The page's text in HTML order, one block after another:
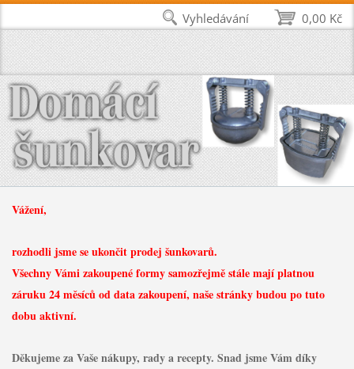
Vážení,
rozhodli jsme se ukončit prodej šunkovarů.
Všechny Vámi zakoupené formy samozřejmě stále mají platnou
záruku 24 měsíců od data zakoupení, naše stránky budou po tuto
dobu aktivní.
Děkujeme za Vaše nákupy, rady a recepty. Snad jsme Vám díky
0,00 Kč
Vyhledávání